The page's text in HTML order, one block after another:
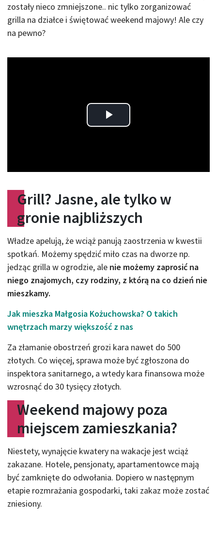
zostały nieco zmniejszone.. nic tylko zorganizować
grilla na działce i świętować weekend majowy! Ale czy
na pewno?
Play
Grill? Jasne, ale tylko w
gronie najbliższych
Władze apelują, że wciąż panują zaostrzenia w kwestii
spotkań. Możemy spędzić miło czas na dworze np.
jedząc grilla w ogrodzie, ale nie możemy zaprosić na
niego znajomych, czy rodziny, z którą na co dzień nie
mieszkamy.
Jak mieszka Małgosia Kożuchowska? O takich
wnętrzach marzy większość z nas
Za złamanie obostrzeń grozi kara nawet do 500
złotych. Co więcej, sprawa może być zgłoszona do
inspektora sanitarnego, a wtedy kara finansowa może
wzrosnąć do 30 tysięcy złotych.
Weekend majowy poza
miejscem zamieszkania?
Niestety, wynajęcie kwatery na wakacje jest wciąż
zakazane. Hotele, pensjonaty, apartamentowce mają
być zamknięte do odwołania. Dopiero w następnym
etapie rozmrażania gospodarki, taki zakaz może zostać
zniesiony.